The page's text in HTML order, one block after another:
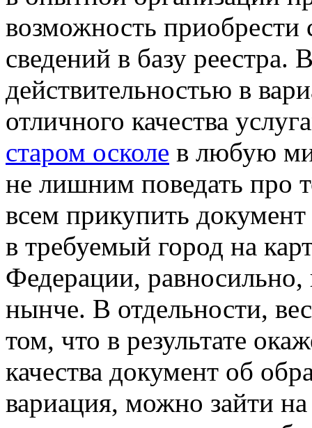
возможность приобрести
сведений в базу реестра.
действительностью в
отличного качества
старом осколе в любую
не лишним поведать про
всем прикупить
в требуемый город на
Федерации, равносильно,
нынче. В отдельности,
том, что в результате
качества документ об
вариация, можно зайти